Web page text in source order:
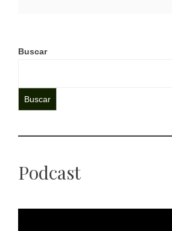
Buscar
Buscar
Podcast